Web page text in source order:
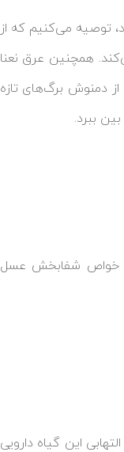
توصیه می‌کنیم که از
همچنین عرق نعنا
دمنوش برگ‌های تازه
ببرد.
خواص شفابخش عسل
این گیاه دارویی